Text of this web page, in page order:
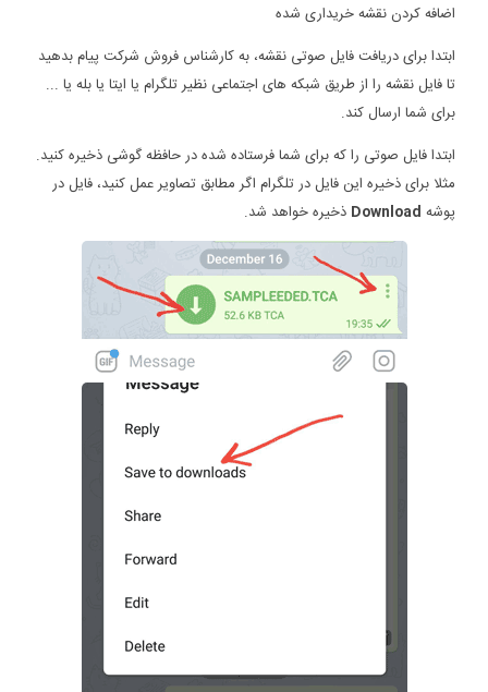
اضافه کردن نقشه خریداری شده
ابتدا برای دریافت فایل صوتی نقشه، به کارشناس فروش شرکت پیام بدهید
تا فایل نقشه را از طریق شبکه های اجتماعی نظیر تلگرام یا ایتا یا بله یا ...
برای شما ارسال کند.
ابتدا فایل صوتی را که برای شما فرستاده شده در حافظه گوشی ذخیره کنید.
مثلا برای ذخیره این فایل در تلگرام اگر مطابق تصاویر عمل کنید، فایل در
پوشه Download ذخیره خواهد شد.